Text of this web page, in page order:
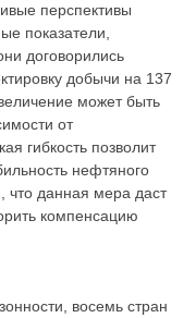
перспективы
показатели,
договорились
добычи на 137
может быть
от
гибкость позволит
нефтяного
что данная мера даст
компенсацию
восемь стран